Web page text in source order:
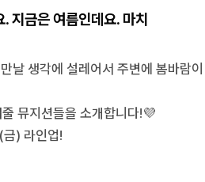
금은 여름인데요. 마치
날 생각에 설레어서 주변에 봄바람이
뮤지션들을 소개합니다!💜
) 라인업!